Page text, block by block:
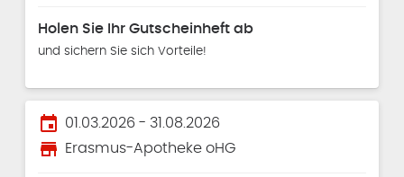
Holen Sie Ihr Gutscheinheft ab
und sichern Sie sich Vorteile!
event 01.03.2026 - 31.08.2026
store Erasmus-Apotheke oHG